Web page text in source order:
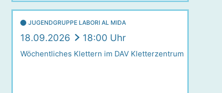
JUGENDGRUPPE LABORI AL MIDA
18.09.2026 18:00 Uhr
Wöchentliches Klettern im DAV Kletterzentrum